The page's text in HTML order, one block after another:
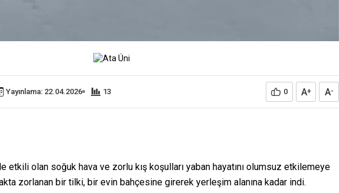
Yayınlama: 22.04.2026 13 0 A+ A-
etkili olan soğuk hava ve zorlu kış koşulları yaban hayatını olumsuz etkilemeye
zorlanan bir tilki, bir evin bahçesine girerek yerleşim alanına kadar indi.